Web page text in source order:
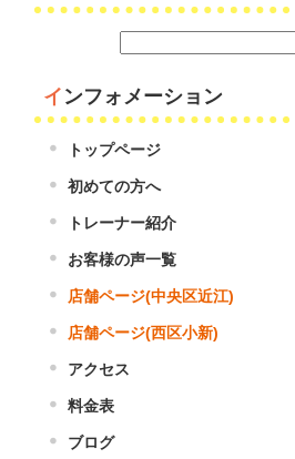
インフォメーション
トップページ
初めての方へ
トレーナー紹介
お客様の声一覧
店舗ページ(中央区近江)
店舗ページ(西区小新)
アクセス
料金表
ブログ